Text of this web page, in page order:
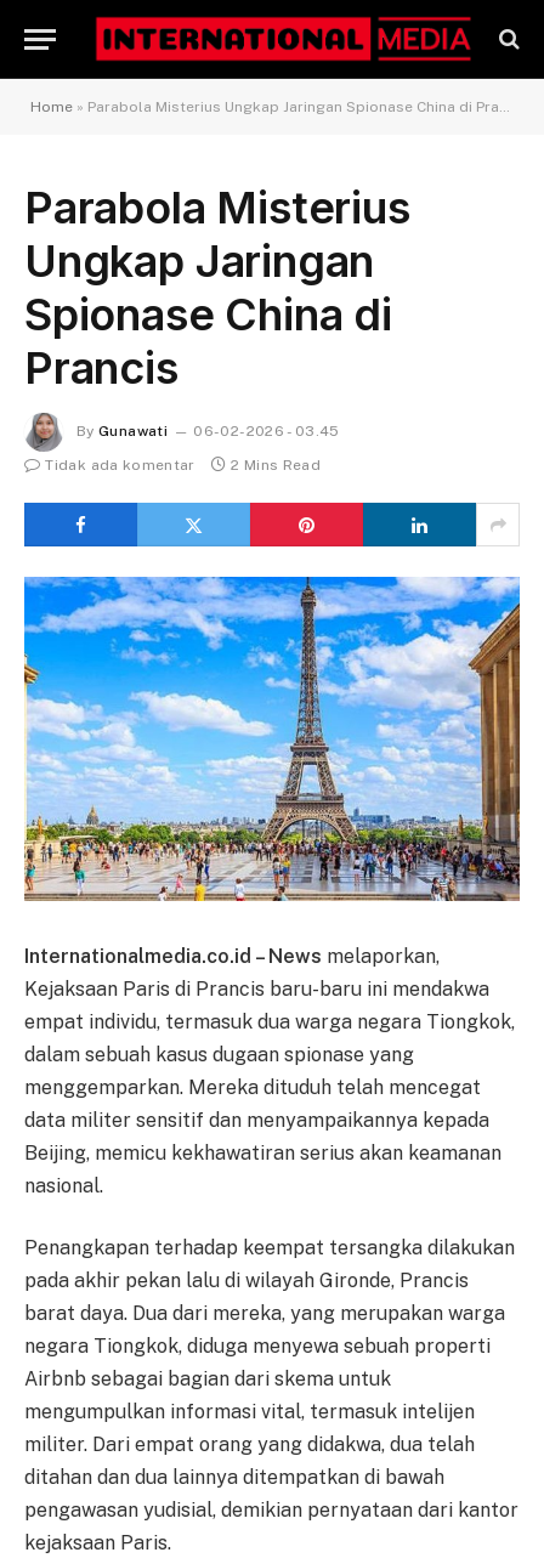
Home » Parabola Misterius Ungkap Jaringan Spionase China di Prancis
Parabola Misterius
Ungkap Jaringan
Spionase China di
Prancis
By Gunawati
06-02-2026 - 03.45
Tidak ada komentar
2 Mins Read
Internationalmedia.co.id – News melaporkan,
Kejaksaan Paris di Prancis baru-baru ini mendakwa
empat individu, termasuk dua warga negara Tiongkok,
dalam sebuah kasus dugaan spionase yang
menggemparkan. Mereka dituduh telah mencegat
data militer sensitif dan menyampaikannya kepada
Beijing, memicu kekhawatiran serius akan keamanan
nasional.
Penangkapan terhadap keempat tersangka dilakukan
pada akhir pekan lalu di wilayah Gironde, Prancis
barat daya. Dua dari mereka, yang merupakan warga
negara Tiongkok, diduga menyewa sebuah properti
Airbnb sebagai bagian dari skema untuk
mengumpulkan informasi vital, termasuk intelijen
militer. Dari empat orang yang didakwa, dua telah
ditahan dan dua lainnya ditempatkan di bawah
pengawasan yudisial, demikian pernyataan dari kantor
kejaksaan Paris.